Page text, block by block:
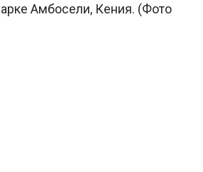
Амбосели, Кения. (Фото